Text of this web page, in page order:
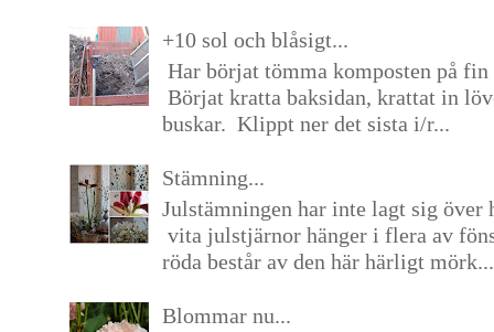
+10 sol och blåsigt...
Har börjat tömma komposten på
Börjat kratta baksidan, krattat in
buskar. Klippt ner det sista i/r...
Stämning...
Julstämningen har inte lagt sig över
vita julstjärnor hänger i flera av
röda består av den här härligt mörk...
Blommar nu...